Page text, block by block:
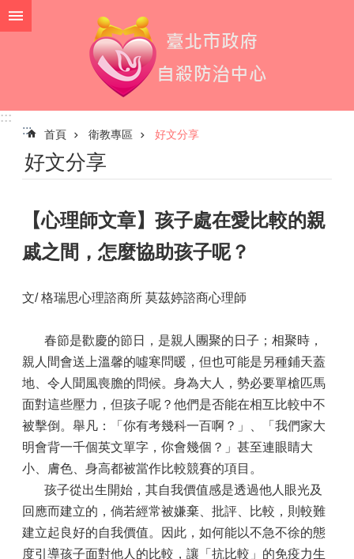
跳到主要內容區塊
:::
:::
首頁 衛教專區 好文分享
好文分享
【心理師文章】孩子處在愛比較的親
戚之間，怎麼協助孩子呢？
文/ 格瑞思心理諮商所 莫茲婷諮商心理師
春節是歡慶的節日，是親人團聚的日子；相聚時，
親人間會送上溫馨的噓寒問暖，但也可能是另種鋪天蓋
地、令人聞風喪膽的問候。身為大人，勢必要單槍匹馬
面對這些壓力，但孩子呢？他們是否能在相互比較中不
被擊倒。舉凡：「你有考幾科一百啊？」、「我們家大
明會背一千個英文單字，你會幾個？」甚至連眼睛大
小、膚色、身高都被當作比較競賽的項目。
孩子從出生開始，其自我價值感是透過他人眼光及
回應而建立的，倘若經常被嫌棄、批評、比較，則較難
建立起良好的自我價值。因此，如何能以不急不徐的態
度引導孩子面對他人的比較，讓「抗比較」的免疫力生